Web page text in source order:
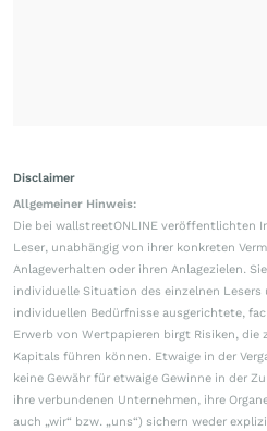
Disclaimer
Allgemeiner Hinweis:
Die bei wallstreetONLINE veröffentlichten
Leser, unabhängig von ihrer konkreten
Anlageverhalten oder ihren Anlagezielen.
individuelle Situation des einzelnen Lesers
individuellen Bedürfnisse ausgerichtete,
Erwerb von Wertpapieren birgt Risiken,
Kapitals führen können. Etwaige in der
keine Gewähr für etwaige Gewinne in der
ihre verbundenen Unternehmen, ihre
auch „wir“ bzw. „uns“) sichern weder